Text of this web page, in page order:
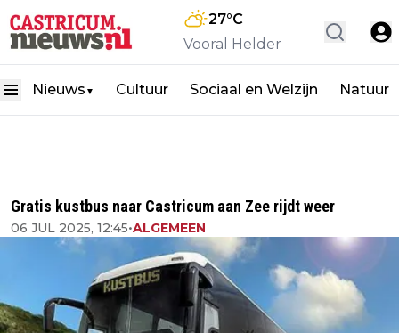
27°C
Vooral Helder
Nieuws ▼ Cultuur Sociaal en Welzijn Natuur
Gratis kustbus naar Castricum aan Zee rijdt weer
06 JUL 2025, 12:45•ALGEMEEN